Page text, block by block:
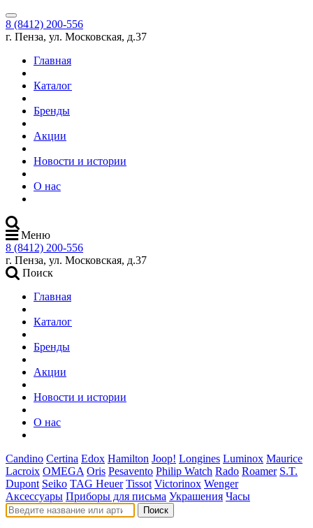
8 (8412) 200-556
г. Пенза, ул. Московская, д.37
Главная
Каталог
Бренды
Акции
Новости и истории
О нас
Меню
8 (8412) 200-556
г. Пенза, ул. Московская, д.37
Поиск
Главная
Каталог
Бренды
Акции
Новости и истории
О нас
Candino Certina Edox Hamilton Joop! Longines Luminox Maurice
Lacroix OMEGA Oris Pesavento Philip Watch Rado Roamer S.T.
Dupont Seiko TAG Heuer Tissot Victorinox Wenger
Аксессуары Приборы для письма Украшения Часы
Поиск